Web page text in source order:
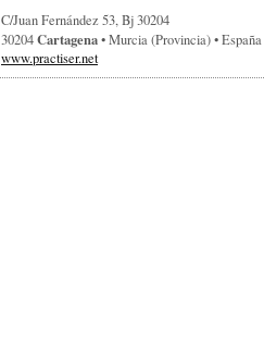
C/juan Fernández 53, Bj 30204
30204Cartagena• Murcia (provincia) • España
www.practiser.net